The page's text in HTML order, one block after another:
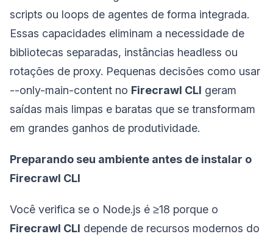
scripts ou loops de agentes de forma integrada.
Essas capacidades eliminam a necessidade de
bibliotecas separadas, instâncias headless ou
rotações de proxy. Pequenas decisões como usar
--only-main-content no Firecrawl CLI geram
saídas mais limpas e baratas que se transformam
em grandes ganhos de produtividade.
Preparando seu ambiente antes de instalar o
Firecrawl CLI
Você verifica se o Node.js é ≥18 porque o
Firecrawl CLI depende de recursos modernos do